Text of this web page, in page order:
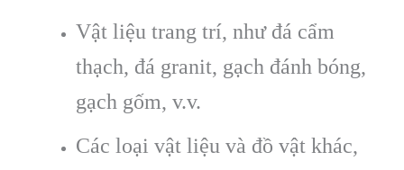
Vật liệu trang trí, như đá cẩm
thạch, đá granit, gạch đánh bóng,
gạch gốm, v.v.
Các loại vật liệu và đồ vật khác,